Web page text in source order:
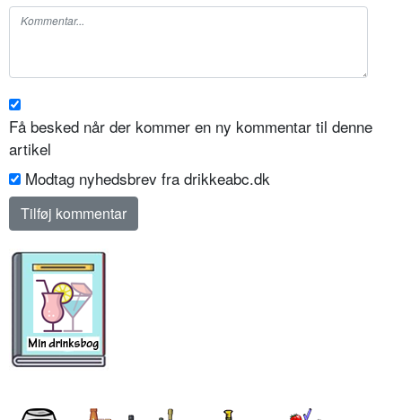
Få besked når der kommer en ny kommentar til denne
artikel
Modtag nyhedsbrev fra drikkeabc.dk